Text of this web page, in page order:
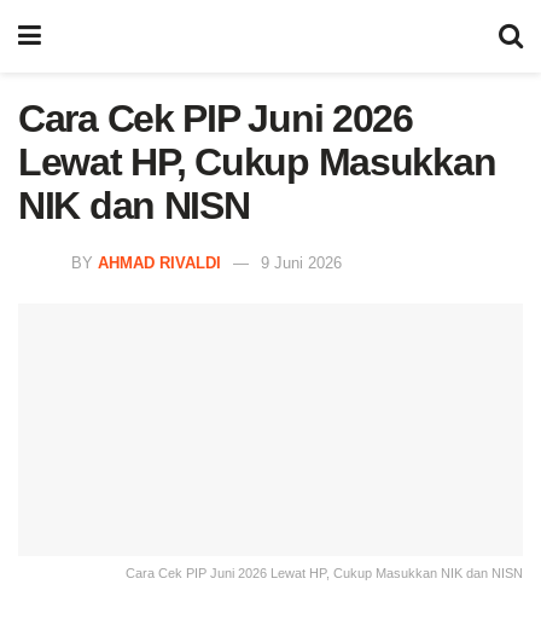
Cara Cek PIP Juni 2026
Lewat HP, Cukup Masukkan
NIK dan NISN
BY AHMAD RIVALDI 9 Juni 2026
Cara Cek PIP Juni 2026 Lewat HP, Cukup Masukkan NIK dan NISN